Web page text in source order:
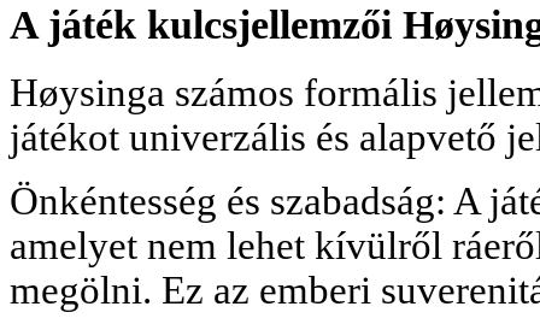
A játék kulcsjellemzői
Høysinga számos formális
játékot univerzális és alapvető
Önkéntesség és szabadság: A
amelyet nem lehet kívülről
megölni. Ez az emberi